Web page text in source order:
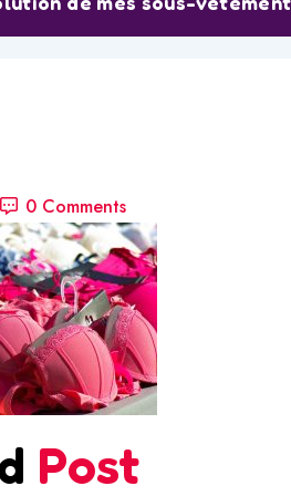
0 Comments
Post